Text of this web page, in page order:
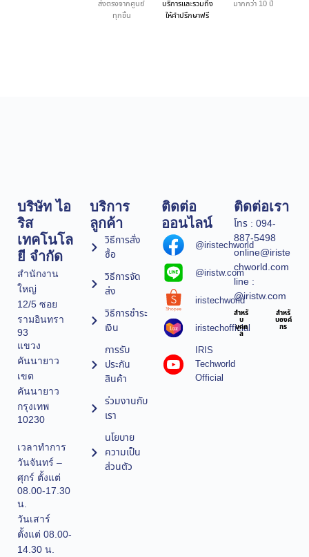
ส่งตรงจากศูนย์
ทุกชิ้น
บริการและรวมถึง
ให้คำปรึกษาฟรี
มากกว่า 10 ปี
บริษัท ไอ
ริส
เทคโนโล
ยี จำกัด
สำนักงาน
ใหญ่
12/5 ซอย
รามอินทรา
93
แขวง
คันนายาว
เขต
คันนายาว
กรุงเทพ
10230
เวลาทำการ
วันจันทร์ –
ศุกร์ ตั้งแต่
08.00-17.30
น.
วันเสาร์
ตั้งแต่ 08.00-
14.30 น.
บริการ
ลูกค้า
วิธีการสั่ง
ซื้อ
วิธีการจัด
ส่ง
วิธีการชำระ
เงิน
การรับ
ประกัน
สินค้า
ร่วมงานกับ
เรา
นโยบาย
ความเป็น
ส่วนตัว
ติดต่อ
ออนไลน์
@iristechworld
@iristw.com
iristechworld
iristechofficial
IRIS
Techworld
Official
ติดต่อเรา
โทร : 094-
887-5498
online@iriste
chworld.com
line :
@iristw.com
สำหรั
บ
บุคค
ล
สำหรั
บองค์
กร